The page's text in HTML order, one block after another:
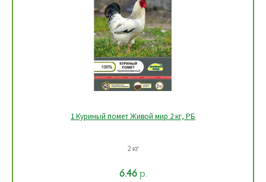
1 Удобрение для декоративно-лиственных комнатных
Объем 0,5 л
5.03р.